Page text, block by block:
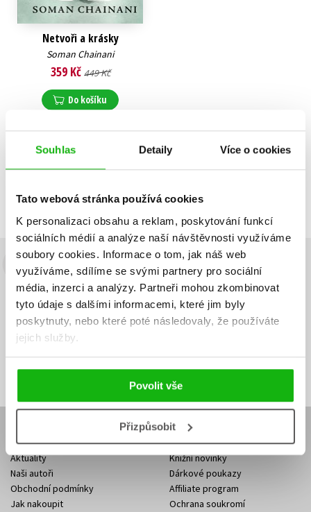
Souhlas Detaily Více o cookies
Tato webová stránka používá cookies
K personalizaci obsahu a reklam, poskytování funkcí
sociálních médií a analýze naší návštěvnosti využíváme
soubory cookies. Informace o tom, jak náš web
využíváme, sdílíme se svými partnery pro sociální
média, inzerci a analýzy. Partneři mohou zkombinovat
tyto údaje s dalšími informacemi, které jim byly
poskytnuty, nebo které poté následovaly, že používáte
jejich služby.
Povolit vše
Přizpůsobit
Netvoři a krásky
Soman Chainani
359 Kč 449 Kč
Do košíku
Zobrazuji 1 až 1 z celkem 1 záznamů
Předchozí 1 Další
Budete to vědět jako první!
Zajímá Vás, jaký knižní hit právě vychází, na jaké zboží je výhodná
sleva, jaká běží soutěž o ceny? Přihlášením k odběru našich e-
mailových novineksouhlasíte se zpracováním osobních údajů.
adresa
adresa
Přihlásit se
Aktuality
Naši autoři
Obchodní podmínky
Jak nakoupit
Knižní novinky
Dárkové poukazy
Affiliate program
Ochrana soukromí